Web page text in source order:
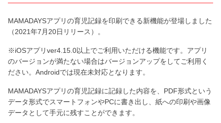
MAMADAYSアプリの育児記録を印刷できる新機能が登場しました
（2021年7月20日リリース）。
※iOSアプリver4.15.0以上でご利用いただける機能です。アプリ
のバージョンが満たない場合はバージョンアップをしてご利用く
ださい。Androidでは現在未対応となります。
MAMADAYSアプリの育児記録に記録した内容を、PDF形式という
データ形式でスマートフォンやPCに書き出し、紙への印刷や画像
データとして手元に残すことができます。